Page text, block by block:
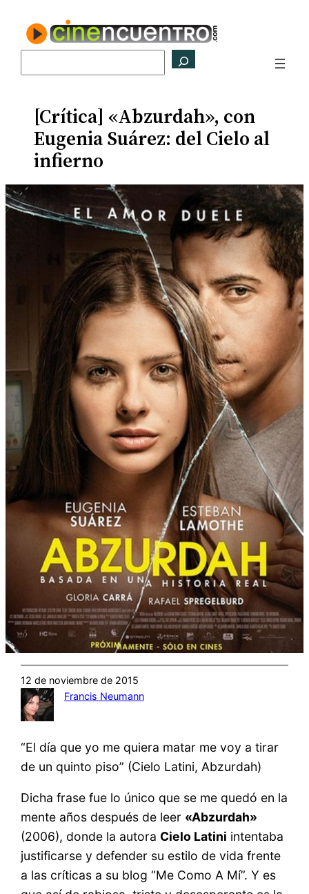
contenido
[Crítica] «Abzurdah», con
Eugenia Suárez: del Cielo al
infierno
12 de noviembre de 2015
Francis Neumann
“El día que yo me quiera matar me voy a tirar
de un quinto piso” (Cielo Latini, Abzurdah)
Dicha frase fue lo único que se me quedó en la
mente años después de leer «Abzurdah»
(2006), donde la autora Cielo Latini intentaba
justificarse y defender su estilo de vida frente
a las críticas a su blog “Me Como A Mí”. Y es